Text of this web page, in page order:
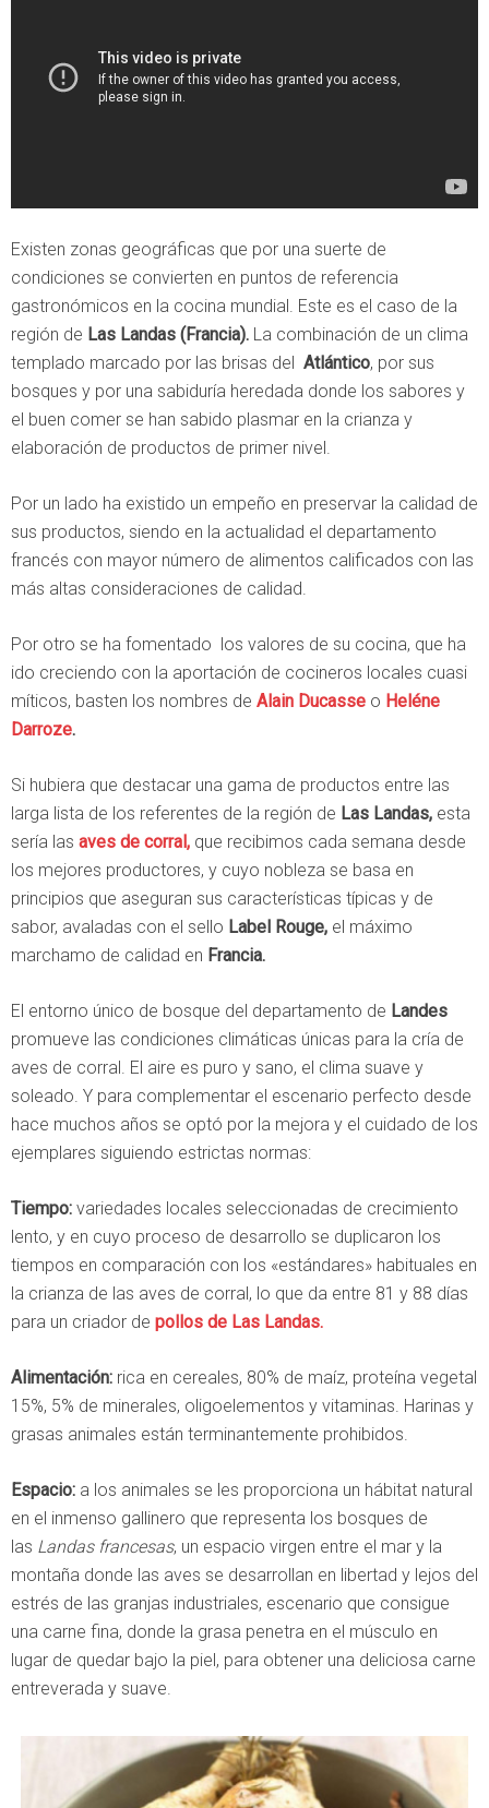
Existen zonas geográficas que por una suerte de
condiciones se convierten en puntos de referencia
gastronómicos en la cocina mundial. Este es el caso de la
región de Las Landas (Francia). La combinación de un clima
templado marcado por las brisas del Atlántico, por sus
bosques y por una sabiduría heredada donde los sabores y
el buen comer se han sabido plasmar en la crianza y
elaboración de productos de primer nivel.
Por un lado ha existido un empeño en preservar la calidad de
sus productos, siendo en la actualidad el departamento
francés con mayor número de alimentos calificados con las
más altas consideraciones de calidad.
Por otro se ha fomentado los valores de su cocina, que ha
ido creciendo con la aportación de cocineros locales cuasi
míticos, basten los nombres de Alain Ducasse o Heléne
Darroze.
Si hubiera que destacar una gama de productos entre las
larga lista de los referentes de la región de Las Landas, esta
sería las aves de corral, que recibimos cada semana desde
los mejores productores, y cuyo nobleza se basa en
principios que aseguran sus características típicas y de
sabor, avaladas con el sello Label Rouge, el máximo
marchamo de calidad en Francia.
El entorno único de bosque del departamento de Landes
promueve las condiciones climáticas únicas para la cría de
aves de corral. El aire es puro y sano, el clima suave y
soleado. Y para complementar el escenario perfecto desde
hace muchos años se optó por la mejora y el cuidado de los
ejemplares siguiendo estrictas normas:
Tiempo: variedades locales seleccionadas de crecimiento
lento, y en cuyo proceso de desarrollo se duplicaron los
tiempos en comparación con los «estándares» habituales en
la crianza de las aves de corral, lo que da entre 81 y 88 días
para un criador de pollos de Las Landas.
Alimentación: rica en cereales, 80% de maíz, proteína vegetal
15%, 5% de minerales, oligoelementos y vitaminas. Harinas y
grasas animales están terminantemente prohibidos.
Espacio: a los animales se les proporciona un hábitat natural
en el inmenso gallinero que representa los bosques de
las Landas francesas, un espacio virgen entre el mar y la
montaña donde las aves se desarrollan en libertad y lejos del
estrés de las granjas industriales, escenario que consigue
una carne fina, donde la grasa penetra en el músculo en
lugar de quedar bajo la piel, para obtener una deliciosa carne
entreverada y suave.